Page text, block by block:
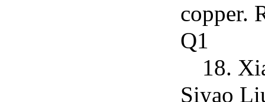
copper.
Q1
18.
Siyao